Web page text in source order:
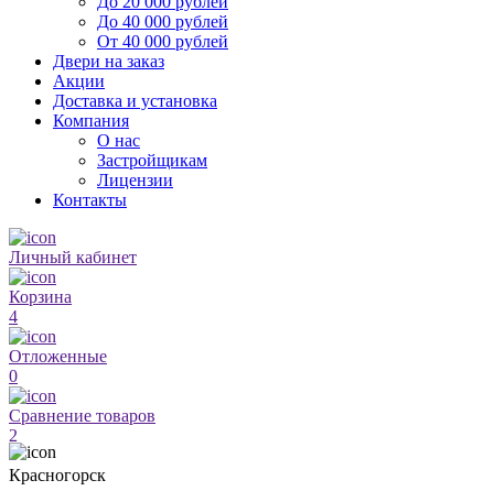
До 40 000 рублей
От 40 000 рублей
Двери на заказ
Акции
Доставка и установка
Компания
О нас
Застройщикам
Лицензии
Контакты
Личный кабинет
Корзина
4
Отложенные
0
Сравнение товаров
2
Красногорск